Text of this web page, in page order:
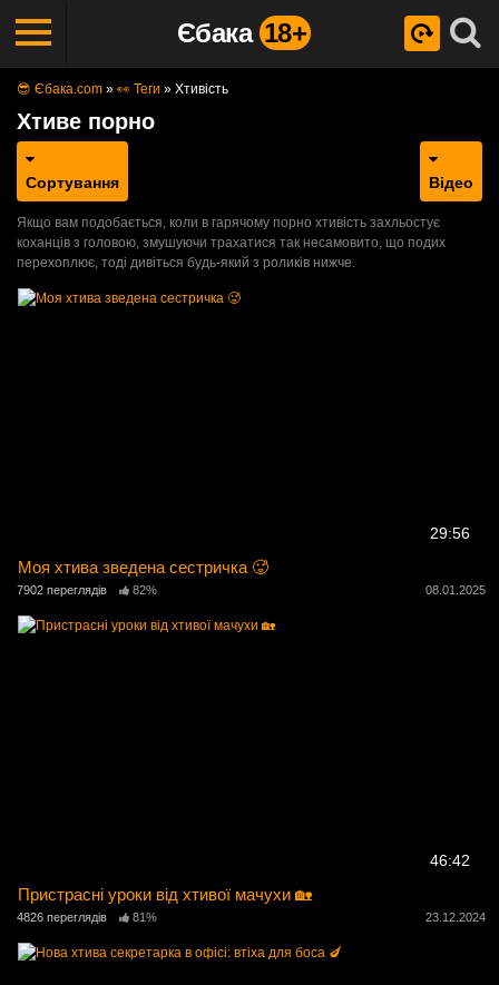
Єбака 18+
😎 Єбака.com » 👀 Теги » Хтивість
Хтиве порно
Сортування Відео
Якщо вам подобається, коли в гарячому порно хтивість захльостує
коханців з головою, змушуючи трахатися так несамовито, що подих
перехоплює, тоді дивіться будь-який з роликів нижче.
29:56
Моя хтива зведена сестричка 🥵
7902 переглядів 82% 08.01.2025
46:42
Пристрасні уроки від хтивої мачухи 🏡
4826 переглядів 81% 23.12.2024